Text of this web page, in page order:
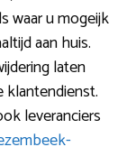
waar u mogeijk
aan huis.
laten
klantendienst.
leveranciers